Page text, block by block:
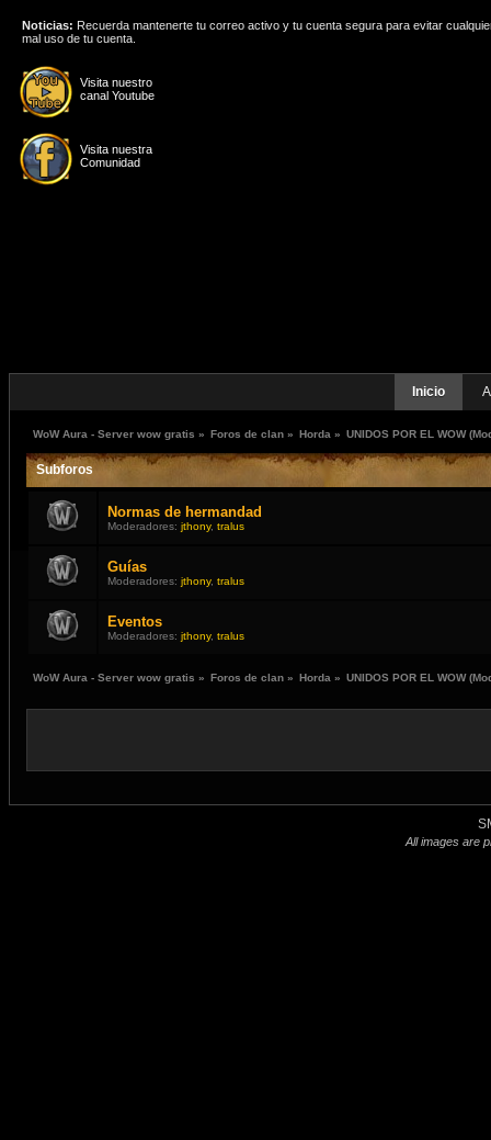
Visita nuestro
canal Youtube
Visita nuestra
Comunidad
Noticias: Recuerda mantenerte tu correo activo y tu cuenta segura para evitar
mal uso de tu cuenta.
Inicio
WoW Aura - Server wow gratis » Foros de clan » Horda » UNIDOS POR EL WOW
Subforos
Normas de hermandad
Moderadores:jthony,tralus
Guías
Moderadores:jthony,tralus
Eventos
Moderadores:jthony,tralus
WoW Aura - Server wow gratis » Foros de clan » Horda » UNIDOS POR EL WOW
All images are